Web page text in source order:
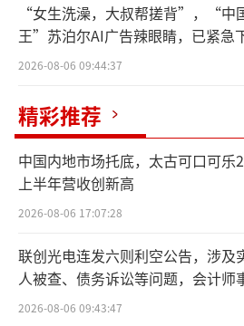
淘天会围绕此次商家
商家进行为期7天的意见征
款、运费险等都将是讨论
淘天将会在8月对仅退款进
铺体验分超4.8分的商家，
回给他们。
2024年一季度（阿里
阿里财报显示，淘天的客户
成交额增速为10%，这意
“女生洗澡，大叔帮搓背”，“中
王”苏泊尔AI广告辣眼睛，已紧急
2026-08-06 09:44:37
精彩推荐
中国内地市场托底，太古可口可乐
上半年营收创新高
2026-08-06 17:07:28
联创光电连发六则利空公告，涉及
人被查、债务诉讼等问题，会计师
所曾出具“保留意见”
2026-08-06 09:43:47